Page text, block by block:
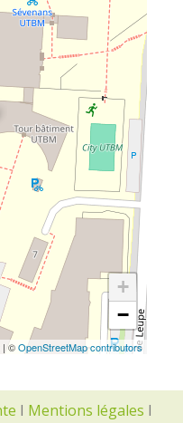
+
−
| ©OpenStreetMap contributors
I Mentions légales I